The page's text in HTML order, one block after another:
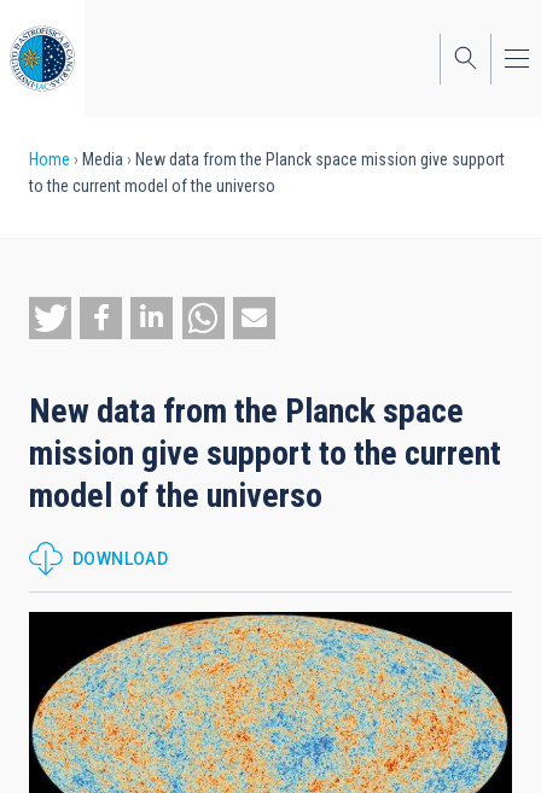
to
main
content
Breadcrumb
Home Media
New data from the Planck space mission give support
to the current model of the universo
New data from the Planck space
mission give support to the current
model of the universo
DOWNLOAD